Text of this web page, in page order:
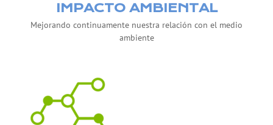
IMPACTO AMBIENTAL
Mejorando continuamente nuestra relación con el medio
ambiente